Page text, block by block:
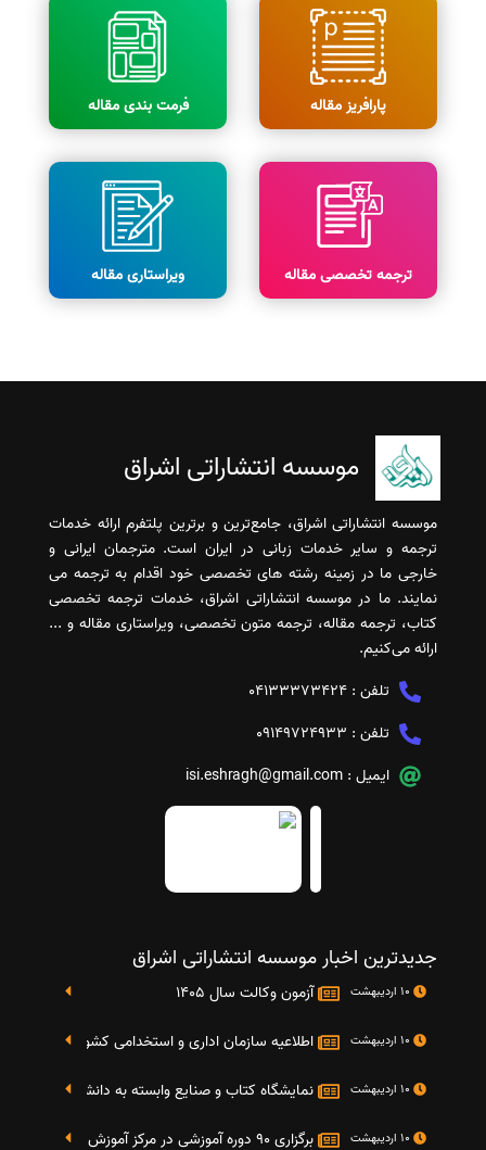
پارافریز مقاله فرمت بندی مقاله
ترجمه تخصصی مقاله ویراستاری مقاله
موسسه انتشاراتی اشراق
موسسه انتشاراتی اشراق، جامع‌ترین و برترین پلتفرم ارائه خدمات
ترجمه و سایر خدمات زبانی در ایران است. مترجمان ایرانی و
خارجی ما در زمینه رشته های تخصصی خود اقدام به ترجمه می
نمایند. ما در موسسه انتشاراتی اشراق، خدمات ترجمه تخصصی
کتاب، ترجمه مقاله، ترجمه متون تخصصی، ویراستاری مقاله و ...
ارائه می‌کنیم.
تلفن : 04133373424
تلفن : 09149724933
ایمیل : isi.eshragh@gmail.com
جدیدترین اخبار موسسه انتشاراتی اشراق
آزمون وکالت سال 1405
اطلاعیه سازمان اداری و استخدامی کشور در خصوص
نمایشگاه کتاب و صنایع وابسته به دانشگاه صنعتی شریف 4 الی 8 مهر
برگزاری 90 دوره آموزشی در مرکز آموزش فرهنگی دانشگاه علامه